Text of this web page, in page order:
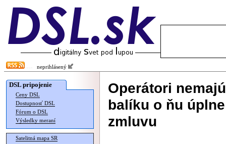
neprihlásený
DSL pripojenie
Ceny DSL
Dostupnosť DSL
Fórum o DSL
Výsledky meraní
Satelitná mapa SR
Operátori
balíku o ňu
zmluvu